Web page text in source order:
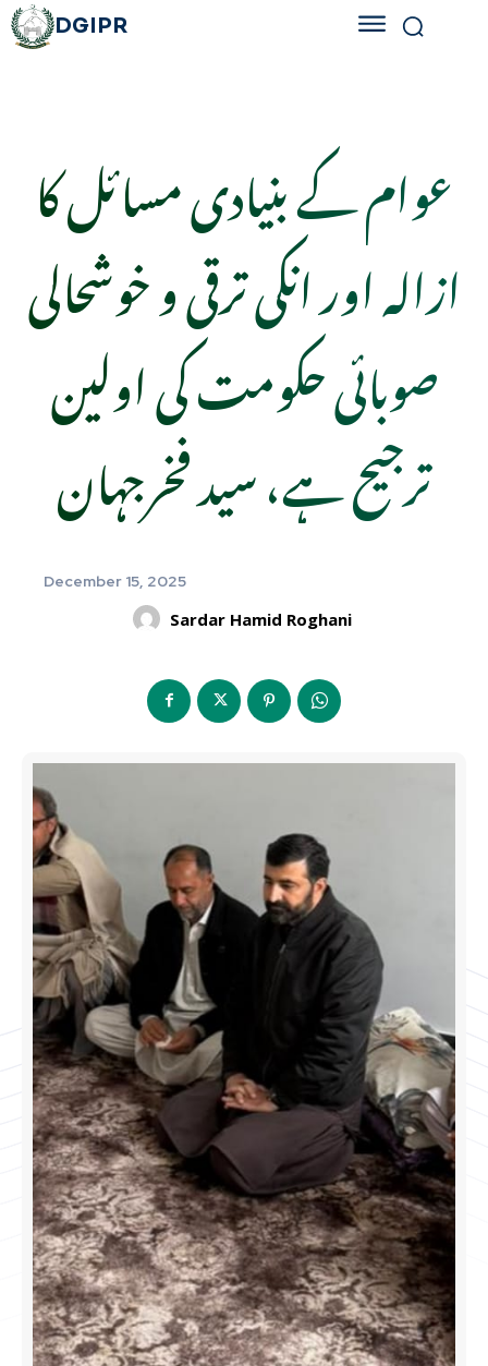
DGIPR
عوام کے بنیادی مسائل کا
ازالہ اور انکی ترقی و خوشحالی
صوبائی حکومت کی اولین
ترجیح ہے، سید فخرجہان
December 15, 2025
Sardar Hamid Roghani